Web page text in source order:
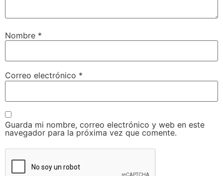
Nombre *
Correo electrónico *
Guarda mi nombre, correo electrónico y web en este
navegador para la próxima vez que comente.